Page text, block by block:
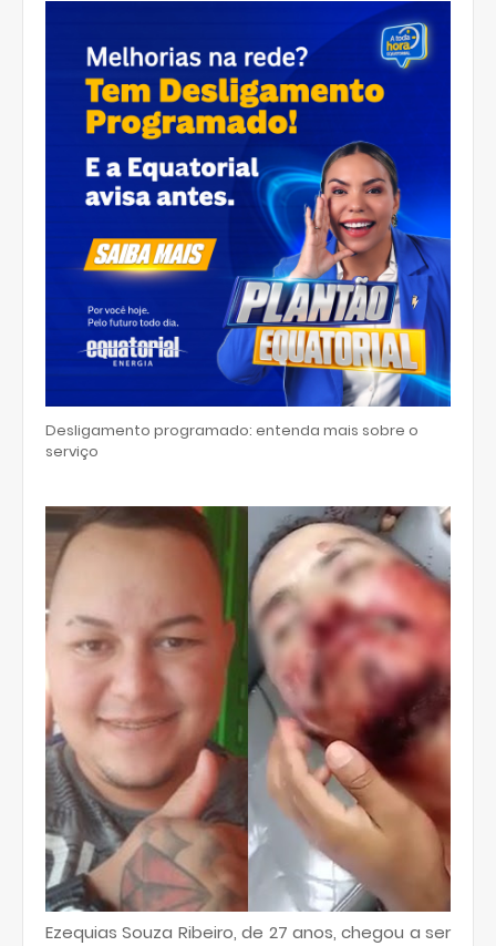
p
Desligamento programado: entenda mais sobre o
serviço
Ezequias Souza Ribeiro, de 27 anos, chegou a ser